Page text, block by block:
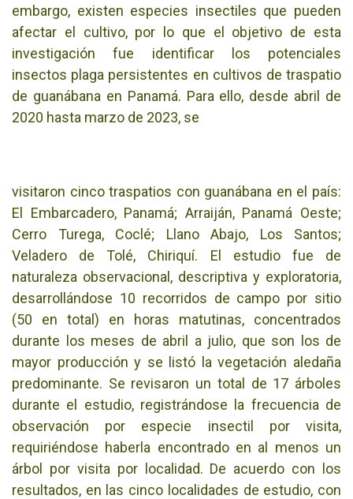
embargo, existen especies insectiles que pueden
afectar el cultivo, por lo que el objetivo de esta
investigación fue identificar los potenciales
insectos plaga persistentes en cultivos de traspatio
de guanábana en Panamá. Para ello, desde abril de
2020 hasta marzo de 2023, se
visitaron cinco traspatios con guanábana en el país:
El Embarcadero, Panamá; Arraiján, Panamá Oeste;
Cerro Turega, Coclé; Llano Abajo, Los Santos;
Veladero de Tolé, Chiriquí. El estudio fue de
naturaleza observacional, descriptiva y exploratoria,
desarrollándose 10 recorridos de campo por sitio
(50 en total) en horas matutinas, concentrados
durante los meses de abril a julio, que son los de
mayor producción y se listó la vegetación aledaña
predominante. Se revisaron un total de 17 árboles
durante el estudio, registrándose la frecuencia de
observación por especie insectil por visita,
requiriéndose haberla encontrado en al menos un
árbol por visita por localidad. De acuerdo con los
resultados, en las cinco localidades de estudio, con